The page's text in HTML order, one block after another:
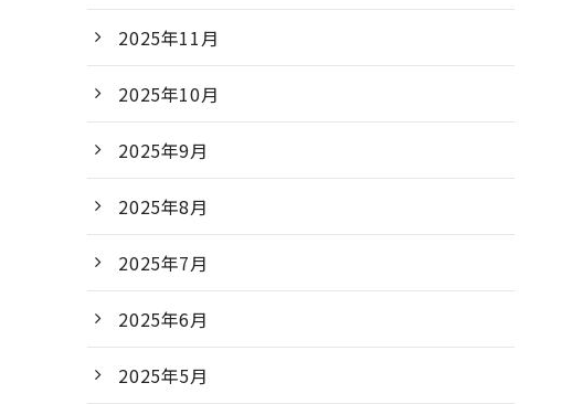
2025年11月
2025年10月
2025年9月
2025年8月
2025年7月
2025年6月
2025年5月